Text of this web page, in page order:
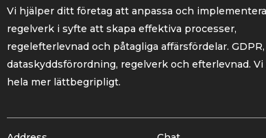
Vi hjälper ditt företag att anpassa och
regelverk i syfte att skapa effektiva processer,
regelefterlevnad och påtagliga affärsfördelar. GDPR,
dataskyddsförordning, regelverk och efterlevnad.
hela mer lättbegripligt.